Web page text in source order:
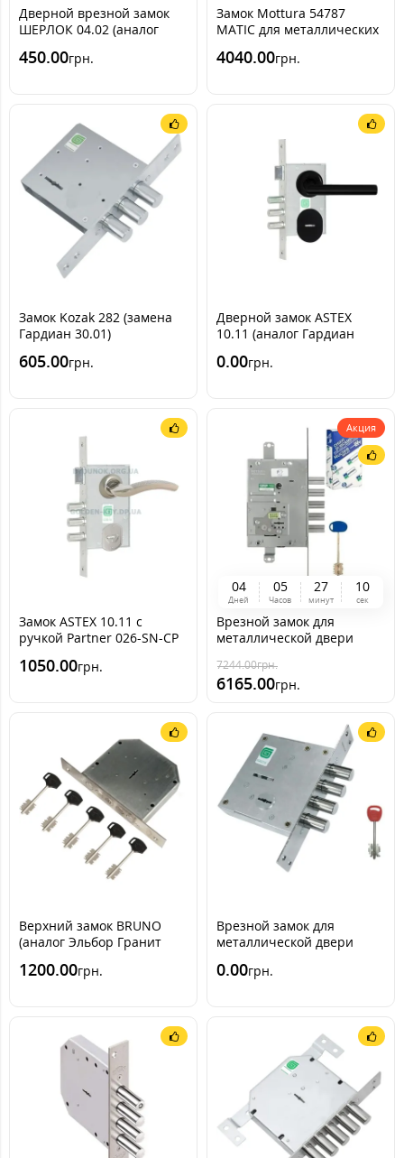
Дверной врезной замок
ШЕРЛОК 04.02 (аналог
450.00грн.
Замок Mottura 54787
MATIC для металлических
4040.00грн.
Замок Kozak 282 (замена
Гардиан 30.01)
605.00грн.
Дверной замок ASTEX
10.11 (аналог Гардиан
нержавеющей стали USK
0.00грн.
Замок ASTEX 10.11 с
ручкой Partner 026-SN-CP
1050.00грн.
Акция
04
Дней
05
Часов
27
минут
09
сек
Врезной замок для
металлической двери
(Италия ) с
перекодировкой
7244.00грн.
6165.00грн.
Верхний замок BRUNO
(аналог Эльбор Гранит
1200.00грн.
Врезной замок для
металлической двери
0.00грн.